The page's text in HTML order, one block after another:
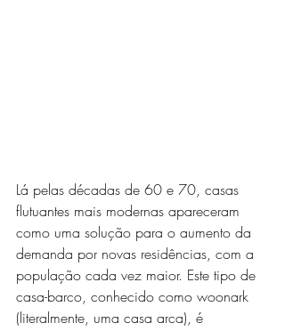
Lá pelas décadas de 60 e 70, casas
flutuantes mais modernas apareceram
como uma solução para o aumento da
demanda por novas residências, com a
população cada vez maior. Este tipo de
casa-barco, conhecido como woonark
(literalmente, uma casa arca), é